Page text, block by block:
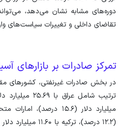
دوره‌های مشابه نشان می‌دهد،
تقاضای داخلی و تغییرات سیاست‌های
تمرکز صادرات بر بازار‌های